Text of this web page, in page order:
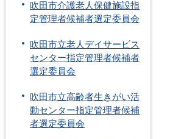
吹田市介護老人保健施設指
定管理者候補者選定委員会
吹田市立老人デイサービス
センター指定管理者候補者
選定委員会
吹田市立高齢者生きがい活
動センター指定管理者候補
者選定委員会